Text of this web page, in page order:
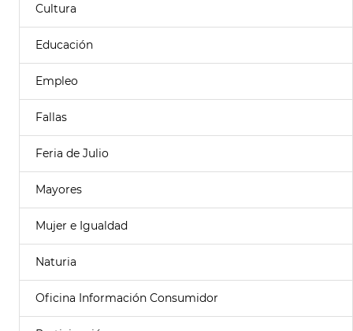
Cultura
Educación
Empleo
Fallas
Feria de Julio
Mayores
Mujer e Igualdad
Naturia
Oficina Información Consumidor